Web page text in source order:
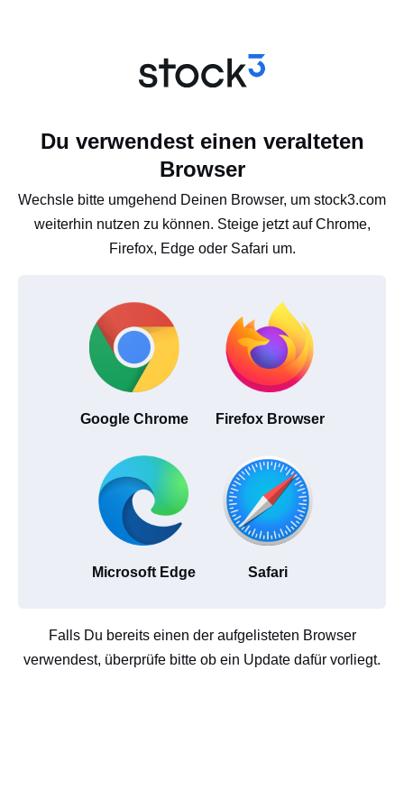
Du verwendest einen veralteten
Browser
Wechsle bitte umgehend Deinen Browser, um stock3.com
weiterhin nutzen zu können. Steige jetzt auf Chrome,
Firefox, Edge oder Safari um.
Google Chrome Firefox Browser
Microsoft Edge Safari
Falls Du bereits einen der aufgelisteten Browser
verwendest, überprüfe bitte ob ein Update dafür vorliegt.